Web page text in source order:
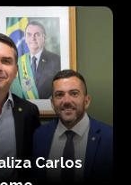
Carlos